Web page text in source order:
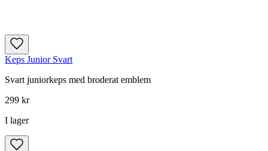
Keps Junior Svart
Svart juniorkeps med broderat emblem
299 kr
I lager